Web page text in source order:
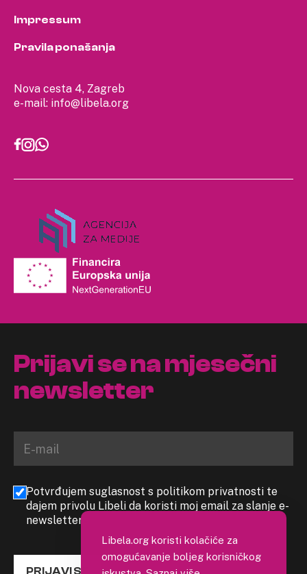
Nova cesta 4, Zagreb
e-mail: info@libela.org
Impressum
Pravila ponašanja
Prijavi se na mjesečni
newsletter
Potvrđujem suglasnost s politikom privatnosti te
dajem privolu Libeli da koristi moj email za slanje e-
newslettera
PRIJAVI SE
Libela.org koristi kolačiće za
omogućavanje boljeg korisničkog